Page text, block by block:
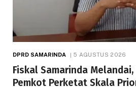
DPRD SAMARINDA 5 AGUSTUS 2026
Fiskal Samarinda Melandai,
Pemkot Perketat Skala